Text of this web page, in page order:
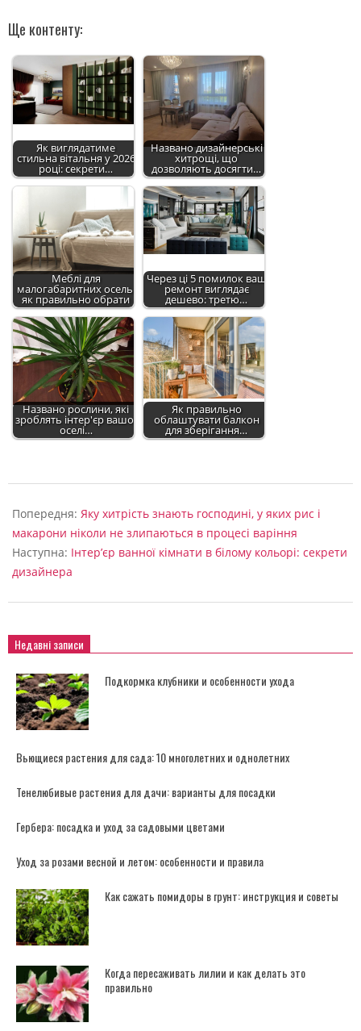
Ще контенту:
Як виглядатиме
стильна вітальня у 2026
році: секрети…
Названо дизайнерські
хитрощі, що
дозволяють досягти…
Меблі для
малогабаритних осель:
як правильно обрати
Через ці 5 помилок ваш
ремонт виглядає
дешево: третю…
Названо рослини, які
зроблять інтер'єр вашої
оселі…
Як правильно
облаштувати балкон
для зберігання…
09-
04
Попередня: Яку хитрість знають господині, у яких рис і
макарони ніколи не злипаються в процесі варіння
Наступна: Інтер’єр ванної кімнати в білому кольорі: секрети
дизайнера
Недавні записи
Подкормка клубники и особенности ухода
Вьющиеся растения для сада: 10 многолетних и однолетних
Тенелюбивые растения для дачи: варианты для посадки
Гербера: посадка и уход за садовыми цветами
Уход за розами весной и летом: особенности и правила
Как сажать помидоры в грунт: инструкция и советы
Когда пересаживать лилии и как делать это
правильно